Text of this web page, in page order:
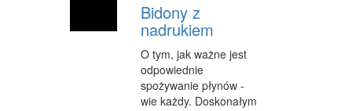
HOTELE I NOCLEGI
PODRÓŻE
ZDROWIE
DIETETYKA, ODCHUDZANIE
Bidony z
nadrukiem
O tym, jak ważne jest
odpowiednie
spożywanie płynów -
wie każdy. Doskonałym